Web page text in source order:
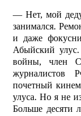
— Нет, мой
занимался.
и даже
Абыйский
войны, член
журналистов
почетный
улуса. Но я не
Больше десяти